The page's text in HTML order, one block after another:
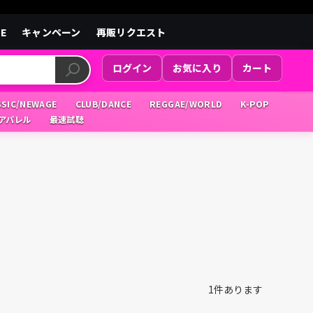
キャンペーン 再販リクエスト
ログイン お気に入り カート
NEWAGE CLUB/DANCE REGGAE/WORLD
K-POP
パレル 最速試聴
1件あります